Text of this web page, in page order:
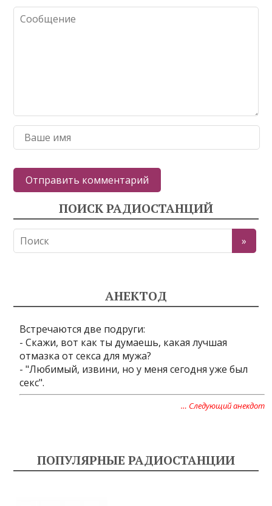
ПОИСК РАДИОСТАНЦИЙ
АНЕКТОД
Встречаются две подруги:
- Скажи, вот как ты думаешь, какая лучшая
отмазка от секса для мужа?
- "Любимый, извини, но у меня сегодня уже был
секс".
… Следующий анекдот
ПОПУЛЯРНЫЕ РАДИОСТАНЦИИ